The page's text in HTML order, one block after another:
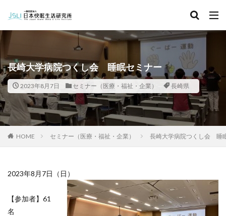
長崎大学病院つくし会 睡眠セミナー
2023年8月7日 セミナー（医療・福祉・企業） 長崎県
HOME セミナー（医療・福祉・企業） 長崎大学病院つくし会 睡
2023年8月7日（日）
【参加者】61
名
カテゴリー
タグ
北海道 青森県 秋田県 茨城県
埼玉県
千葉県
東京都 富山県 石川県
福井県
長野県
滋賀県 京都府 島根県
山口県
検索